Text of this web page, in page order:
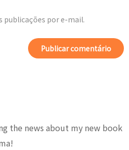
publicações por e-mail.
the news about my new book